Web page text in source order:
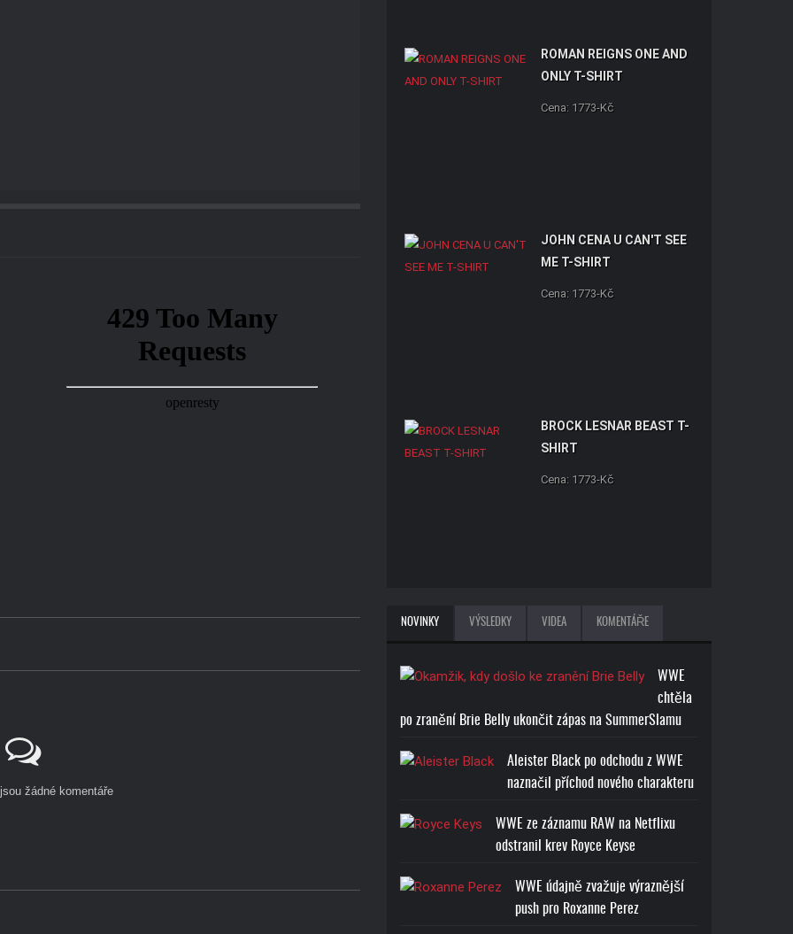
žádné komentáře
ROMAN REIGNS ONE AND
ONLY T-SHIRT
Cena: 1773-Kč
JOHN CENA U CAN'T SEE
ME T-SHIRT
Cena: 1773-Kč
BROCK LESNAR BEAST T-
SHIRT
Cena: 1773-Kč
NOVINKY VÝSLEDKY VIDEA KOMENTÁŘE
WWE
chtěla
po zranění Brie Belly ukončit zápas na SummerSlamu
Aleister Black po odchodu z WWE
naznačil příchod nového charakteru
WWE ze záznamu RAW na Netflixu
odstranil krev Royce Keyse
WWE údajně zvažuje výraznější
push pro Roxanne Perez